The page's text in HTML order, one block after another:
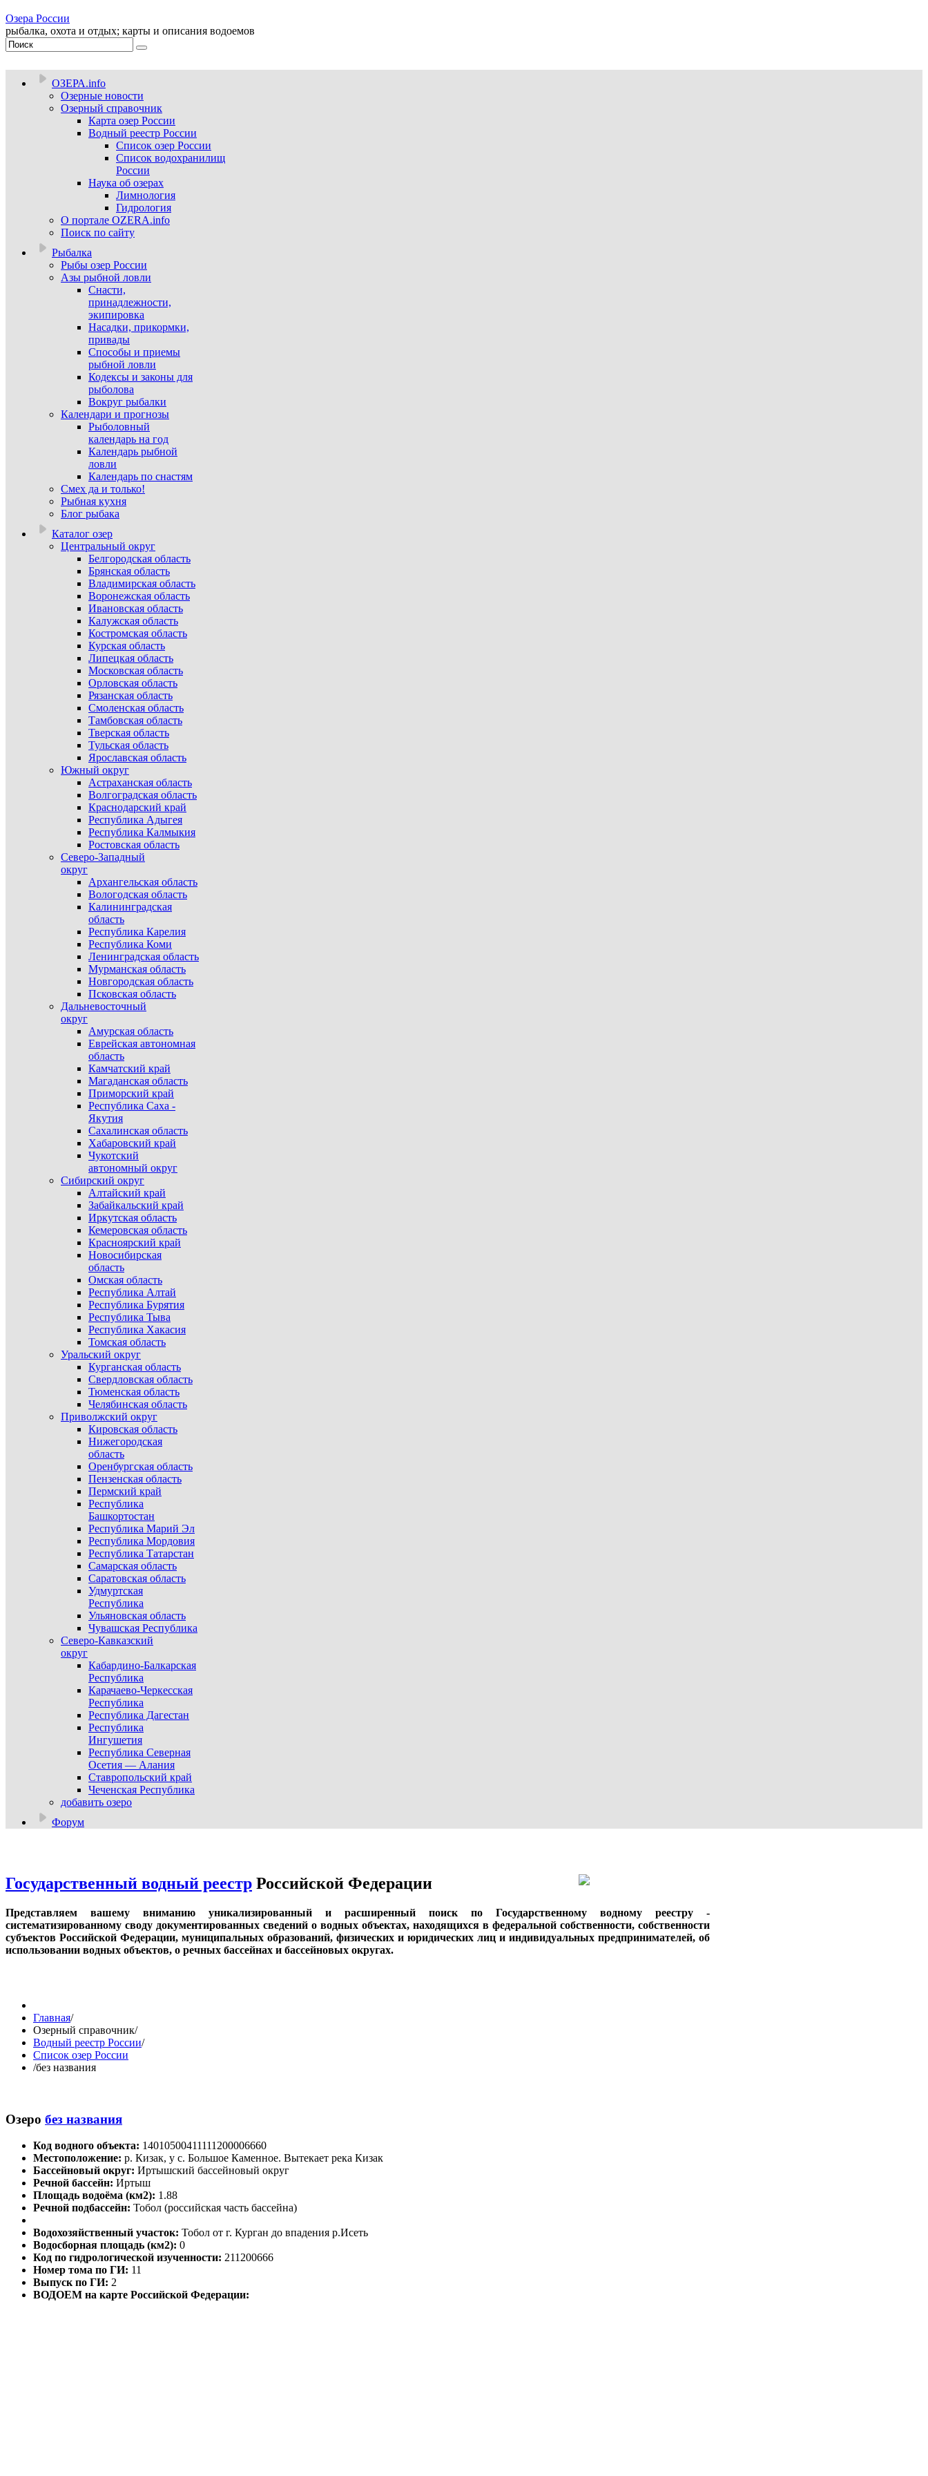
Озера России
рыбалка, охота и отдых; карты и описания водоемов
ОЗЕРА.info
Озерные новости
Озерный справочник
Карта озер России
Водный реестр России
Список озер России
Список водохранилищ
России
Наука об озерах
Лимнология
Гидрология
О портале OZERA.info
Поиск по сайту
Рыбалка
Рыбы озер России
Азы рыбной ловли
Снасти,
принадлежности,
экипировка
Насадки, прикормки,
привады
Способы и приемы
рыбной ловли
Кодексы и законы для
рыболова
Вокруг рыбалки
Календари и прогнозы
Рыболовный
календарь на год
Календарь рыбной
ловли
Календарь по снастям
Смех да и только!
Рыбная кухня
Блог рыбака
Каталог озер
Центральный округ
Белгородская область
Брянская область
Владимирская область
Воронежская область
Ивановская область
Калужская область
Костромская область
Курская область
Липецкая область
Московская область
Орловская область
Рязанская область
Смоленская область
Тамбовская область
Тверская область
Тульская область
Ярославская область
Южный округ
Астраханская область
Волгоградская область
Краснодарский край
Республика Адыгея
Республика Калмыкия
Ростовская область
Северо-Западный
округ
Архангельская область
Вологодская область
Калининградская
область
Республика Карелия
Республика Коми
Ленинградская область
Мурманская область
Новгородская область
Псковская область
Дальневосточный
округ
Амурская область
Еврейская автономная
область
Камчатский край
Магаданская область
Приморский край
Республика Саха -
Якутия
Сахалинская область
Хабаровский край
Чукотский
автономный округ
Сибирский округ
Алтайский край
Забайкальский край
Иркутская область
Кемеровская область
Красноярский край
Новосибирская
область
Омская область
Республика Алтай
Республика Бурятия
Республика Тыва
Республика Хакасия
Томская область
Уральский округ
Курганская область
Свердловская область
Тюменская область
Челябинская область
Приволжский округ
Кировская область
Нижегородская
область
Оренбургская область
Пензенская область
Пермский край
Республика
Башкортостан
Республика Марий Эл
Республика Мордовия
Республика Татарстан
Самарская область
Саратовская область
Удмуртская
Республика
Ульяновская область
Чувашская Республика
Северо-Кавказский
округ
Кабардино-Балкарская
Республика
Карачаево-Черкесская
Республика
Республика Дагестан
Республика
Ингушетия
Республика Северная
Осетия — Алания
Ставропольский край
Чеченская Республика
добавить озеро
Форум
Государственный водный реестр Российской Федерации
Представляем вашему вниманию уникализированный и расширенный поиск по Государственному водному реестру -
систематизированному своду документированных сведений о водных объектах, находящихся в федеральной собственности, собственности
субъектов Российской Федерации, муниципальных образований, физических и юридических лиц и индивидуальных предпринимателей, об
использовании водных объектов, о речных бассейнах и бассейновых округах.
Главная/
Озерный справочник/
Водный реестр России/
Список озер России
/без названия
Озеро без названия
Код водного объекта: 14010500411111200006660
Местоположение: р. Кизак, у с. Большое Каменное. Вытекает река Кизак
Бассейновый округ: Иртышский бассейновый округ
Речной бассейн: Иртыш
Площадь водоёма (км2): 1.88
Речной подбассейн: Тобол (российская часть бассейна)
Водохозяйственный участок: Тобол от г. Курган до впадения р.Исеть
Водосборная площадь (км2): 0
Код по гидрологической изученности: 211200666
Номер тома по ГИ: 11
Выпуск по ГИ: 2
ВОДОЕМ на карте Российской Федерации: